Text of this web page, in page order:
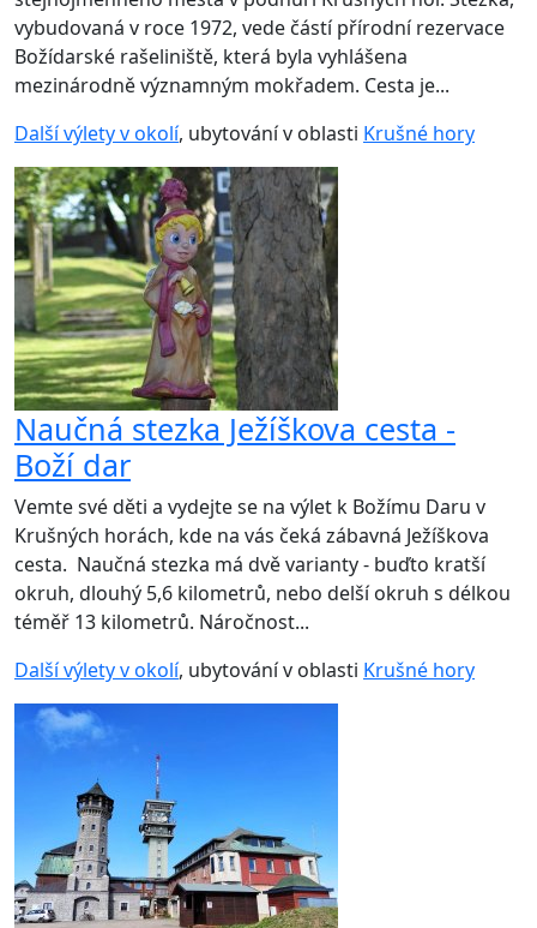
vybudovaná v roce 1972, vede částí přírodní rezervace
Božídarské rašeliniště, která byla vyhlášena
mezinárodně významným mokřadem. Cesta je...
Další výlety v okolí, ubytování v oblasti Krušné hory
Naučná stezka Ježíškova cesta -
Boží dar
Vemte své děti a vydejte se na výlet k Božímu Daru v
Krušných horách, kde na vás čeká zábavná Ježíškova
cesta. Naučná stezka má dvě varianty - buďto kratší
okruh, dlouhý 5,6 kilometrů, nebo delší okruh s délkou
téměř 13 kilometrů. Náročnost...
Další výlety v okolí, ubytování v oblasti Krušné hory